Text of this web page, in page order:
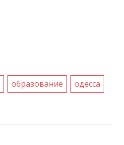
образование одесса